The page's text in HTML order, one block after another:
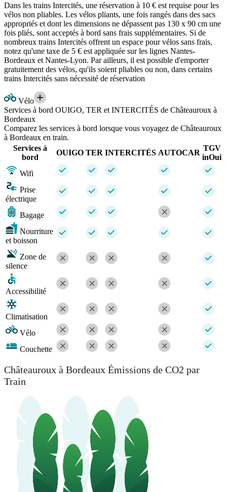
Dans les trains Intercités, une réservation à 10 € est requise pour les
vélos non pliables. Les vélos pliants, une fois rangés dans des sacs
appropriés et dont les dimensions ne dépassent pas 130 x 90 cm une
fois pliés, sont acceptés à bord sans frais supplémentaires. Si de
nombreux trains Intercités offrent un espace pour vélos sans frais,
notez qu'une taxe de 5 € est appliquée sur les lignes Nantes-
Bordeaux et Nantes-Lyon. Par ailleurs, il est possible d'emporter
gratuitement des vélos, qu'ils soient pliables ou non, dans certains
trains Intercités sans nécessité de réservation
Vélo
Services à bord OUIGO, TER et INTERCITÉS de Châteauroux à
Bordeaux
Comparez les services à bord lorsque vous voyagez de Châteauroux
à Bordeaux en train.
Services à
bord
OUIGO TER INTERCITÉS AUTOCAR
TGV
inOui
Wifi
Prise
électrique
Bagage
Nourriture
et boisson
Zone de
silence
Accessibilité
Climatisation
Vélo
Couchette
Châteauroux à Bordeaux Émissions de CO2 par
Train